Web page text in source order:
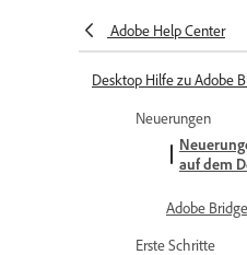
Adobe Help Center
Desktop Hilfe zu Adobe
Neuerungen
auf dem
Adobe
Erste Schritte